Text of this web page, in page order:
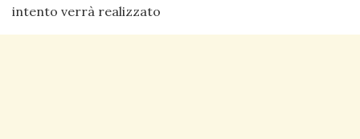
intento verrà realizzato